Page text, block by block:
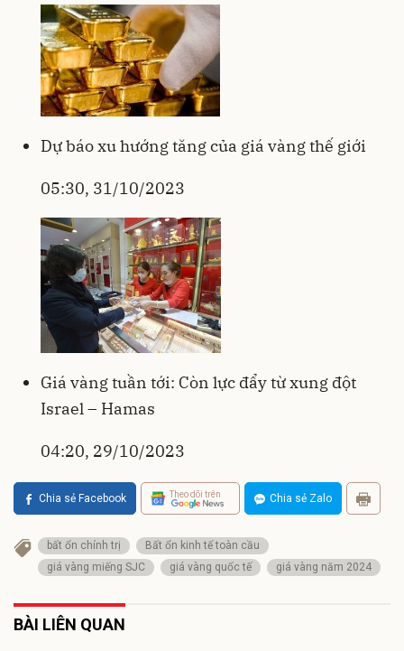
Dự báo xu hướng tăng của giá vàng thế giới
05:30, 31/10/2023
Giá vàng tuần tới: Còn lực đẩy từ xung đột
Israel – Hamas
04:20, 29/10/2023
Chia sẻ Facebook Theo dõi trên Chia sẻ Zalo
bất ổn chính trị
Bất ổn kinh tế toàn cầu
giá vàng miếng SJC
giá vàng quốc tế giá vàng năm 2024
BÀI LIÊN QUAN